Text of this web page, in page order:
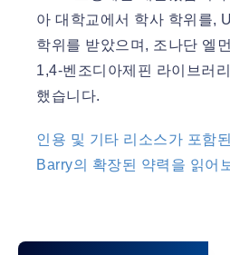
아 대학교에서 학사 학위를,
학위를 받았으며, 조나단 엘
1,4-벤조디아제핀 라이브러
했습니다.
인용 및 기타 리소스가 포함
Barry의 확장된 약력을 읽어